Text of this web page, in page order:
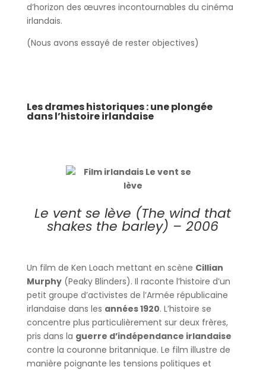
d’horizon des œuvres incontournables du cinéma
irlandais.
(Nous avons essayé de rester objectives)
Les drames historiques : une plongée
dans l’histoire irlandaise
Le vent se lève (The wind that
shakes the barley) – 2006
Un film de Ken Loach mettant en scène Cillian
Murphy(Peaky Blinders). Il raconte l’histoire d’un
petit groupe d’activistes de l’Armée républicaine
irlandaise dans les années 1920. L’histoire se
concentre plus particulièrement sur deux frères,
pris dans la guerre d’indépendance irlandaise
contre la couronne britannique. Le film illustre de
manière poignante les tensions politiques et